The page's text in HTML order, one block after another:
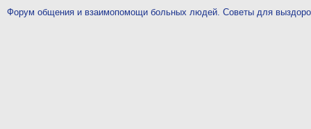
Форум общения и взаимопомощи больных людей. Советы для